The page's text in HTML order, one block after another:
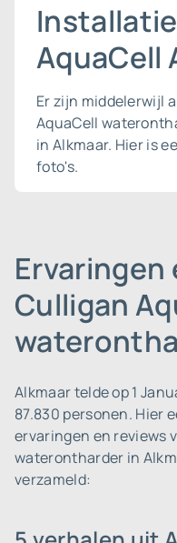
AquaCell
Er zijn middelerwijl
AquaCell
in Alkmaar. Hier is
foto's.
Ervaringen
Culligan
Alkmaar telde op 1
87.830 personen. Hier
ervaringen en reviews
waterontharder in
verzameld: